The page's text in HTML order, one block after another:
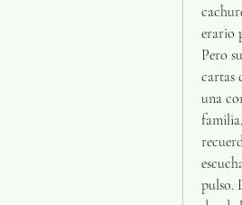
erario
Pero
cartas
una
pulso.